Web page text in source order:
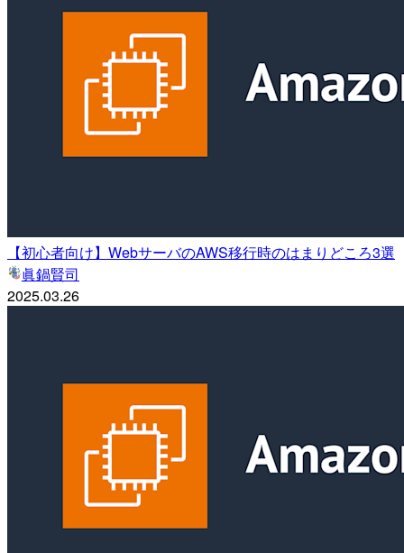
【初心者向け】WebサーバのAWS移行時のはまりどころ3選
眞鍋賢司
2025.03.26